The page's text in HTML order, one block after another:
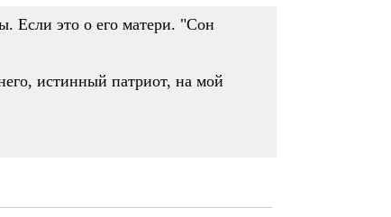
Если это о его матери. "Сон
истинный патриот, на мой